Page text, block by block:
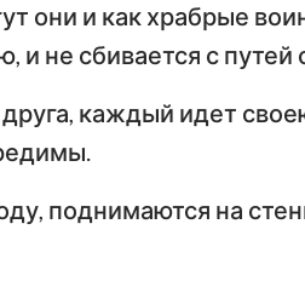
Осия
Иона
они и как храбрые
и не сбивается с путей
каждый идет
поднимаются на